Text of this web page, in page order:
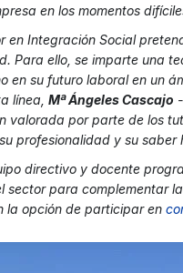
en los momentos
en Integración Social
Para ello, se imparte una
en su futuro laboral en un
línea, Mª Ángeles Cascajo
valorada por parte de los
profesionalidad y su saber
directivo y docente
sector para complementar
la opción de participar en